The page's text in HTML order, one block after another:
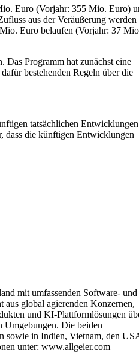
Euro (Vorjahr: 355 Mio. Euro)
aus der Veräußerung werden
Euro belaufen (Vorjahr: 37
Das Programm hat zunächst eine
bestehenden Regeln über die
tatsächlichen Entwicklungen
dass die künftigen Entwicklungen
mit umfassenden Software- und
aus global agierenden Konzernen,
und KI-Plattformlösungen
Die beiden
sowie in Indien, Vietnam, den
unter: www.allgeier.com